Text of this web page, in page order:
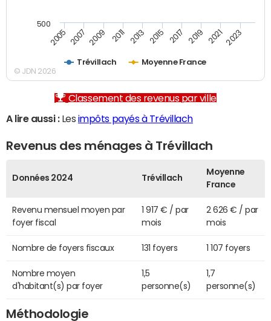
Trévillach Moyenne France
2005 2007 2009 2011 2013 2015 2017 2019 2021 2023
500
© JDN 2026
Classement des revenus par ville
A lire aussi :Les impôts payés à Trévillach
Revenus des ménages à Trévillach
Données 2024 Trévillach
Moyenne
France
Revenu mensuel moyen par
foyer fiscal
1 917 € / par
mois
2 626 € / par
mois
Nombre de foyers fiscaux 131 foyers 1 107 foyers
Nombre moyen
d'habitant(s) par foyer
1,5
personne(s)
1,7
personne(s)
Méthodologie